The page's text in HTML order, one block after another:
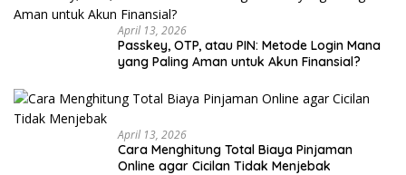
April 13, 2026
Passkey, OTP, atau PIN: Metode Login Mana
yang Paling Aman untuk Akun Finansial?
April 13, 2026
Cara Menghitung Total Biaya Pinjaman
Online agar Cicilan Tidak Menjebak